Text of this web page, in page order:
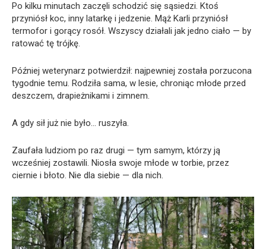
Po kilku minutach zaczęli schodzić się sąsiedzi. Ktoś
przyniósł koc, inny latarkę i jedzenie. Mąż Karli przyniósł
termofor i gorący rosół. Wszyscy działali jak jedno ciało — by
ratować tę trójkę.
Później weterynarz potwierdził: najpewniej została porzucona
tygodnie temu. Rodziła sama, w lesie, chroniąc młode przed
deszczem, drapieżnikami i zimnem.
A gdy sił już nie było… ruszyła.
Zaufała ludziom po raz drugi — tym samym, którzy ją
wcześniej zostawili. Niosła swoje młode w torbie, przez
ciernie i błoto. Nie dla siebie — dla nich.